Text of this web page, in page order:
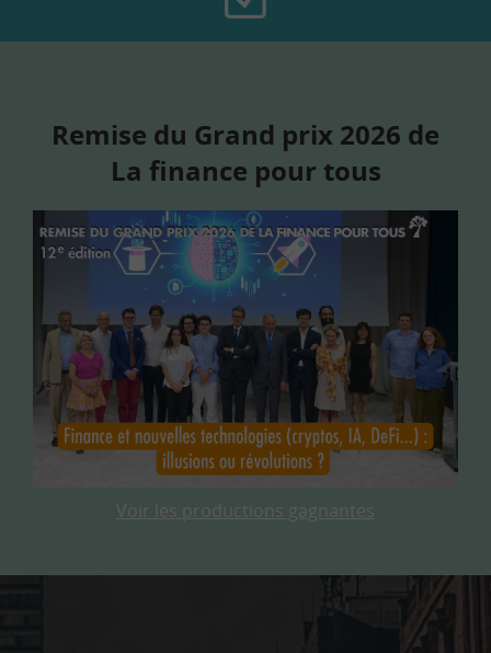
Remise du Grand prix 2026 de
La finance pour tous
Voir les productions gagnantes